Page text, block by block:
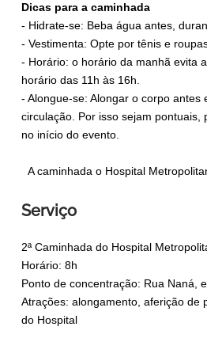
Dicas para a caminhada
- Hidrate-se: Beba água antes,
- Vestimenta: Opte por tênis e
- Horário: o horário da manhã evita
horário das 11h às 16h.
- Alongue-se: Alongar o corpo
circulação. Por isso sejam
no início do evento.
A caminhada o Hospital
Serviço
2ª Caminhada do Hospital
Horário: 8h
Ponto de concentração: Rua Naná,
Atrações: alongamento, aferição de
do Hospital